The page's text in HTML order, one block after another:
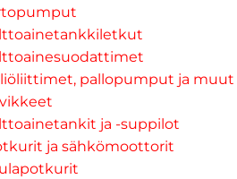
pallopumput ja muut
ja -suppilot
ja sähkömoottorit